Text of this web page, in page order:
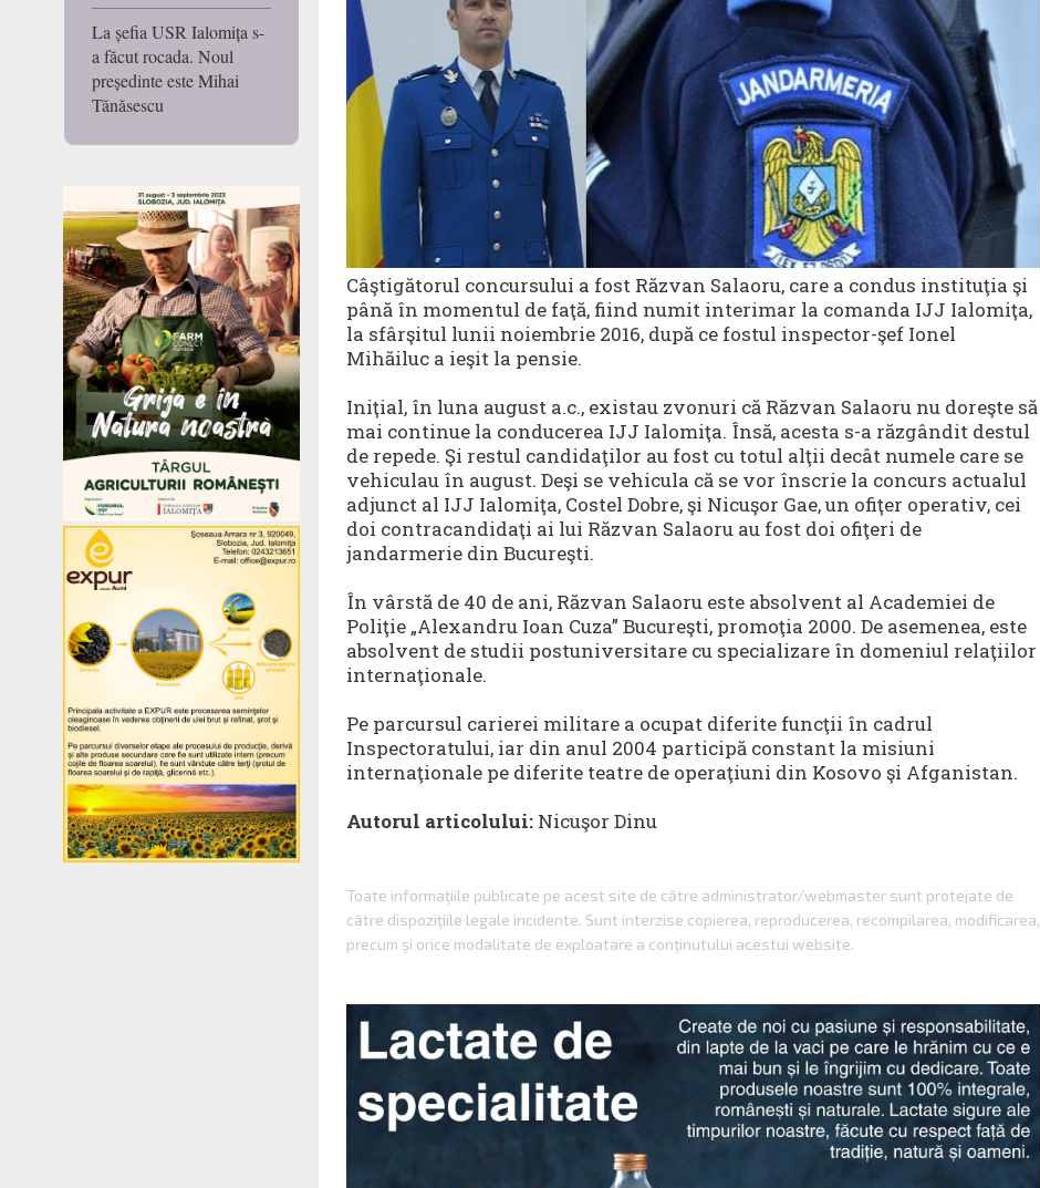
La șefia USR Ialomița s-
a făcut rocada. Noul
președinte este Mihai
Tănăsescu
Câştigătorul concursului a fost Răzvan Salaoru, care a condus instituţia şi
până în momentul de faţă, fiind numit interimar la comanda IJJ Ialomiţa,
la sfârşitul lunii noiembrie 2016, după ce fostul inspector-şef Ionel
Mihăiluc a ieşit la pensie.
Iniţial, în luna august a.c., existau zvonuri că Răzvan Salaoru nu doreşte să
mai continue la conducerea IJJ Ialomiţa. Însă, acesta s-a răzgândit destul
de repede. Şi restul candidaţilor au fost cu totul alţii decât numele care se
vehiculau în august. Deşi se vehicula că se vor înscrie la concurs actualul
adjunct al IJJ Ialomiţa, Costel Dobre, şi Nicuşor Gae, un ofiţer operativ, cei
doi contracandidaţi ai lui Răzvan Salaoru au fost doi ofiţeri de
jandarmerie din Bucureşti.
În vârstă de 40 de ani, Răzvan Salaoru este absolvent al Academiei de
Poliţie „Alexandru Ioan Cuza” Bucureşti, promoţia 2000. De asemenea, este
absolvent de studii postuniversitare cu specializare în domeniul relaţiilor
internaţionale.
Pe parcursul carierei militare a ocupat diferite funcţii în cadrul
Inspectoratului, iar din anul 2004 participă constant la misiuni
internaţionale pe diferite teatre de operaţiuni din Kosovo şi Afganistan.
Autorul articolului: Nicuşor Dinu
Toate informaţiile publicate pe acest site de către administrator/webmaster sunt protejate de
către dispoziţiile legale incidente. Sunt interzise copierea, reproducerea, recompilarea, modificarea,
precum şi orice modalitate de exploatare a conţinutului acestui website.